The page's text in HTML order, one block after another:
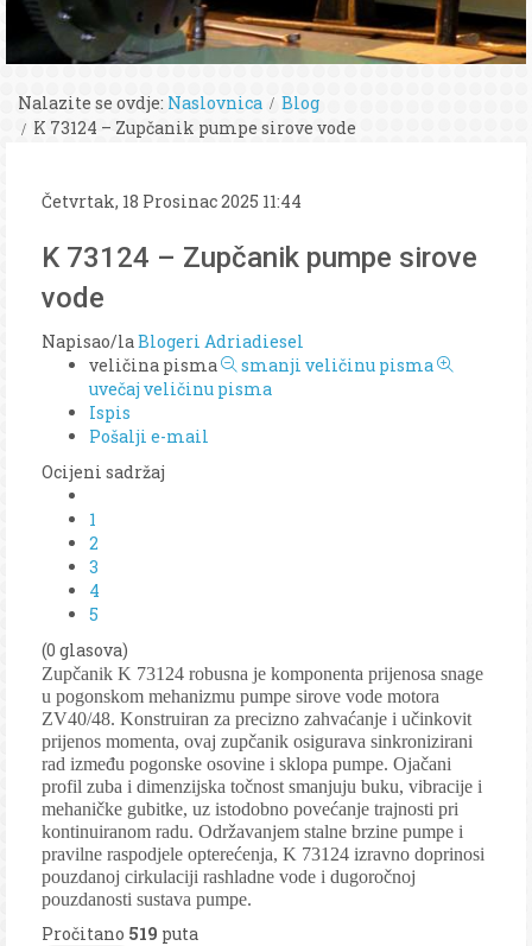
Nalazite se ovdje: Naslovnica
Blog
K 73124 – Zupčanik pumpe sirove vode
Četvrtak, 18 Prosinac 2025 11:44
K 73124 – Zupčanik pumpe sirove
vode
Napisao/la Blogeri Adriadiesel
veličina pisma
smanji veličinu pisma
uvečaj veličinu pisma
Ispis
Pošalji e-mail
Ocijeni sadržaj
1
2
3
4
5
(0 glasova)
Zupčanik K 73124 robusna je komponenta prijenosa snage
u pogonskom mehanizmu pumpe sirove vode motora
ZV40/48. Konstruiran za precizno zahvaćanje i učinkovit
prijenos momenta, ovaj zupčanik osigurava sinkronizirani
rad između pogonske osovine i sklopa pumpe. Ojačani
profil zuba i dimenzijska točnost smanjuju buku, vibracije i
mehaničke gubitke, uz istodobno povećanje trajnosti pri
kontinuiranom radu. Održavanjem stalne brzine pumpe i
pravilne raspodjele opterećenja, K 73124 izravno doprinosi
pouzdanoj cirkulaciji rashladne vode i dugoročnoj
pouzdanosti sustava pumpe.
Pročitano 519 puta